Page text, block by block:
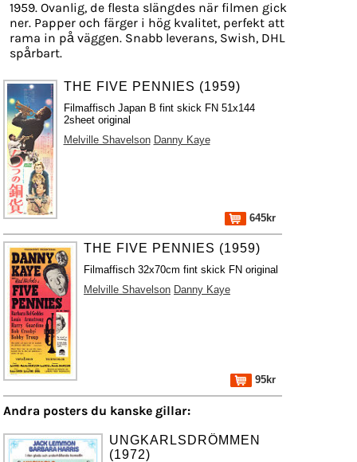
1959. Ovanlig, de flesta slängdes när filmen gick
ner. Papper och färger i hög kvalitet, perfekt att
rama in på väggen. Snabb leverans, Swish, DHL
spårbart.
THE FIVE PENNIES (1959)
Filmaffisch Japan B fint skick FN 51x144
2sheet original
Melville Shavelson Danny Kaye
645kr
THE FIVE PENNIES (1959)
Filmaffisch 32x70cm fint skick FN original
Melville Shavelson Danny Kaye
95kr
Andra posters du kanske gillar:
UNGKARLSDRÖMMEN
(1972)